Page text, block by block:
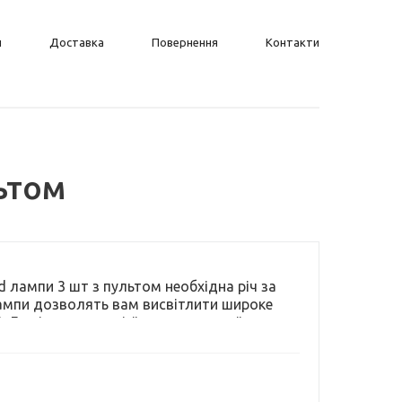
Доставка Повернення Контакти
лампи 3 шт з пультом необхідна річ за
дозволять вам висвітлити широке
в установці, їх можна наклеїти на
керування ви зможете регулювати